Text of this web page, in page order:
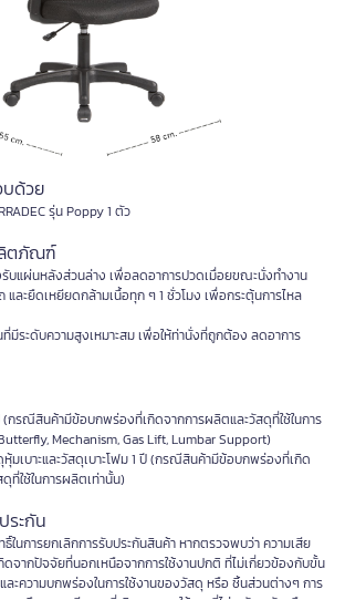
บด้วย
รุ่น Poppy 1 ตัว
ลิตภัณฑ์
บแผ่นหลังส่วนล่าง เพื่อลดอาการปวดเมื่อยขณะนั่งทำงาน
และยืดเหยียดกล้ามเนื้อทุก ๆ 1 ชั่วโมง เพื่อกระตุ้นการไหล
ที่มีระดับความสูงเหมาะสม เพื่อให้ท่านั่งที่ถูกต้อง ลดอาการ
(กรณีสินค้ามีข้อบกพร่องที่เกิดจากการผลิตและวัสดุที่ใช้ในการ
Mechanism, Gas Lift, Lumbar Support)
มเบาะและวัสดุเบาะโฟม 1 ปี (กรณีสินค้ามีข้อบกพร่องที่เกิด
ที่ใช้ในการผลิตเท่านั้น)
ระกัน
ในการยกเลิกการรับประกันสินค้า หากตรวจพบว่า ความเสีย
จากปัจจัยที่นอกเหนือจากการใช้งานปกติ ที่ไม่เกี่ยวข้องกับขั้น
ะความบกพร่องในการใช้งานของวัสดุ หรือ ชิ้นส่วนต่างๆ การ